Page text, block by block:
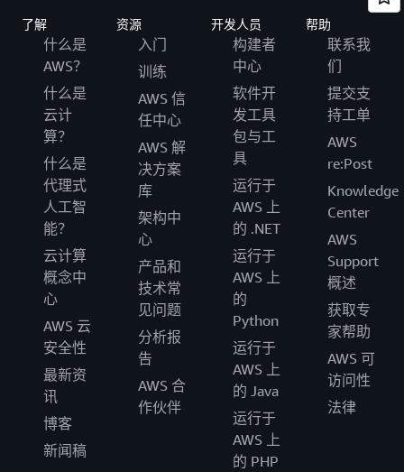
了解
什么是
AWS？
什么是
云计
算？
什么是
代理式
人工智
能？
云计算
概念中
心
AWS 云
安全性
最新资
讯
博客
新闻稿
资源
入门
训练
AWS 信
任中心
AWS 解
决方案
库
架构中
心
产品和
技术常
见问题
分析报
告
AWS 合
作伙伴
开发人员
构建者
中心
软件开
发工具
包与工
具
运行于
AWS 上
的 .NET
运行于
AWS 上
的
Python
运行于
AWS 上
的 Java
运行于
AWS 上
的 PHP
帮助
联系我
们
提交支
持工单
AWS
re:Post
Knowledge
Center
AWS
Support
概述
获取专
家帮助
AWS 可
访问性
法律